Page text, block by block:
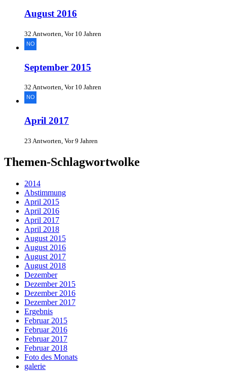
August 2016
32 Antworten, Vor 10 Jahren
September 2015
32 Antworten, Vor 10 Jahren
April 2017
23 Antworten, Vor 9 Jahren
Themen-Schlagwortwolke
2014
Abstimmung
April 2015
April 2016
April 2017
April 2018
August 2015
August 2016
August 2017
August 2018
Dezember
Dezember 2015
Dezember 2016
Dezember 2017
Ergebnis
Februar 2015
Februar 2016
Februar 2017
Februar 2018
Foto des Monats
galerie